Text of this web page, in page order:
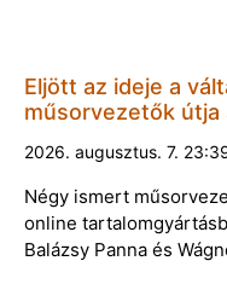
Eljött az ideje a
műsorvezetők útja
2026. augusztus. 7.
Négy ismert
online
Balázsy Panna és